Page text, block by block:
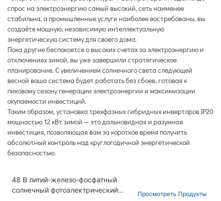
спрос на электроэнергию самый высокий, сеть наименее
стабильна, а промышленные услуги наиболее востребованы, вы
создаёте мощную, независимую интеллектуальную
энергетическую систему для своего дома.
Пока другие беспокоятся о высоких счетах за электроэнергию и
отключениях зимой, вы уже завершили стратегическое
планирование. С увеличением солнечного света следующей
весной ваша система будет работать без сбоев, готовая к
пиковому сезону генерации электроэнергии и максимизации
окупаемости инвестиций.
Таким образом, установка трехфазных гибридных инверторов IP20
мощностью 12 кВт зимой — это дальновидная и разумная
инвестиция, позволяющая вам за короткое время получить
абсолютный контроль над круглогодичной энергетической
безопасностью.
48 В литий-железо-фосфатный
солнечный фотоэлектрический
Просмотреть Продукты